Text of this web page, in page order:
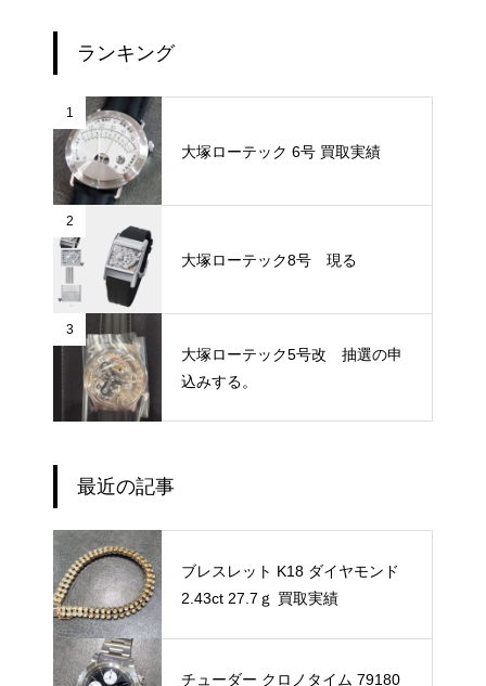
ランキング
1
大塚ローテック 6号 買取実績
2
大塚ローテック8号 現る
3
大塚ローテック5号改 抽選の申
込みする。
最近の記事
ブレスレット K18 ダイヤモンド
2.43ct 27.7ｇ 買取実績
チューダー クロノタイム 79180